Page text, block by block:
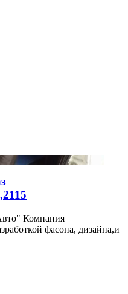
Компания
фасона, дизайна,и